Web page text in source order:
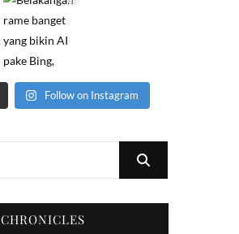
Follow on Instagram
CHRONICLES